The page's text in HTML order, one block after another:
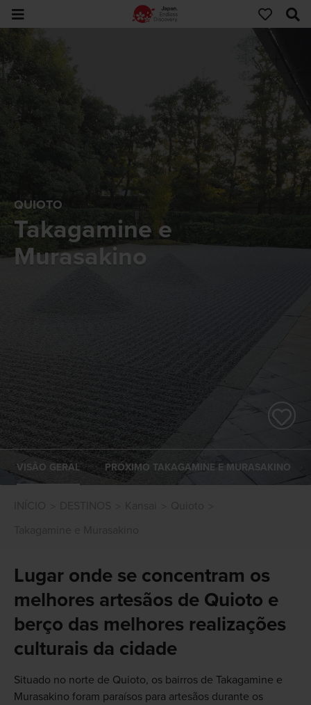
QUIOTO
Takagamine e
Murasakino
VISÃO GERAL PRÓXIMO TAKAGAMINE E MURASAKINO
Lugar onde se concentram os
melhores artesãos de Quioto e
berço das melhores realizações
culturais da cidade
Situado no norte de Quioto, os bairros de Takagamine e
Murasakino foram paraísos para artesãos durante os